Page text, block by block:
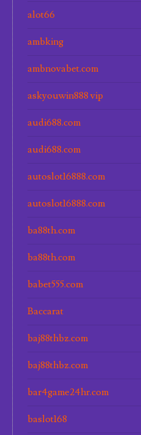
alot66
ambking
ambnovabet.com
askyouwin888 vip
audi688.com
audi688.com
autoslot16888.com
autoslot16888.com
ba88th.com
ba88th.com
babet555.com
Baccarat
baj88thbz.com
baj88thbz.com
bar4game24hr.com
baslot168